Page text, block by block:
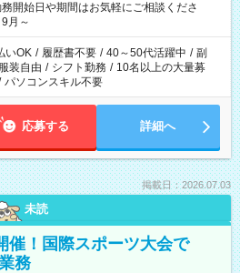
始日や期間はお気軽にご相談くださ
月～
いOK / 履歴書不要 / 40～50代活躍中 / 副
服装自由 / シフト勤務 / 10名以上の大量募
パソコンスキル不要
応募する 詳細へ
掲載日：2026.07.03
未読
催！国際スポーツ大会で
務